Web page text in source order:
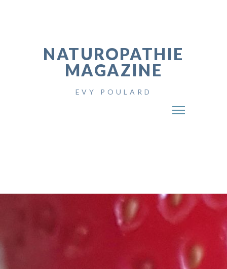
NATUROPATHIE
MAGAZINE
EVY POULARD